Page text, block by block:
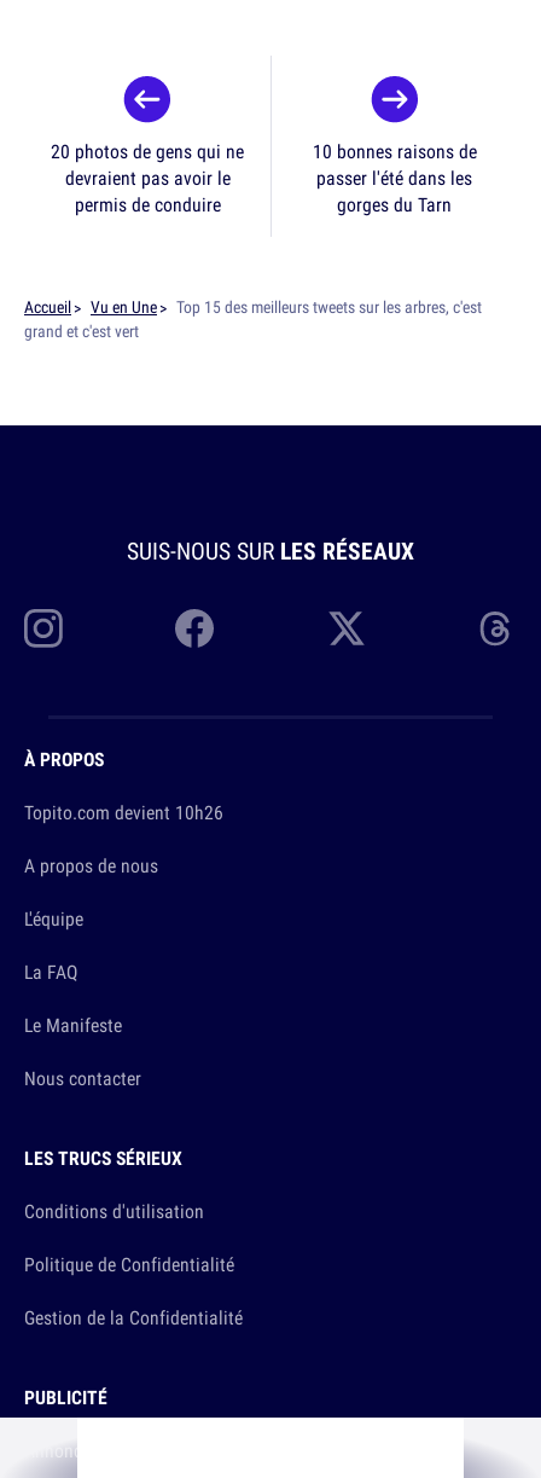
20 photos de gens qui ne
devraient pas avoir le
permis de conduire
10 bonnes raisons de
passer l'été dans les
gorges du Tarn
Accueil Vu en Une
Top 15 des meilleurs tweets sur les arbres, c'est
grand et c'est vert
SUIS-NOUS SUR LES RÉSEAUX
À PROPOS
Topito.com devient 10h26
A propos de nous
L'équipe
La FAQ
Le Manifeste
Nous contacter
LES TRUCS SÉRIEUX
Conditions d'utilisation
Politique de Confidentialité
Gestion de la Confidentialité
PUBLICITÉ
Annoncer sur 10h26